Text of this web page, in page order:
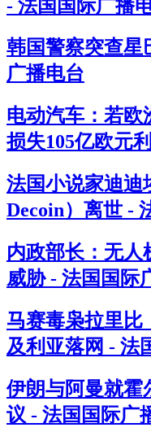
- 法国国际广播
韩国警察突查星
广播电台
电动汽车：若欧
损失105亿欧元
法国小说家迪迪
Decoin）离世 -
内政部长：无人
威胁 - 法国国际
马赛毒枭拉里
及利亚落网 - 法
伊朗与阿曼就霍
议 - 法国国际广